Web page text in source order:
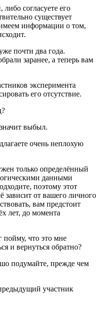
согласуете его
существует
информации о том,
почти два года.
заранее, а теперь вам
эксперимента
его отсутствие.
выбыл.
очень неплохую
только определённый
данными
поэтому этот
зависит от вашего личного
вам предстоит
лет, до момента
что это мне
и вернуться обратно?
подумайте, прежде чем
участник